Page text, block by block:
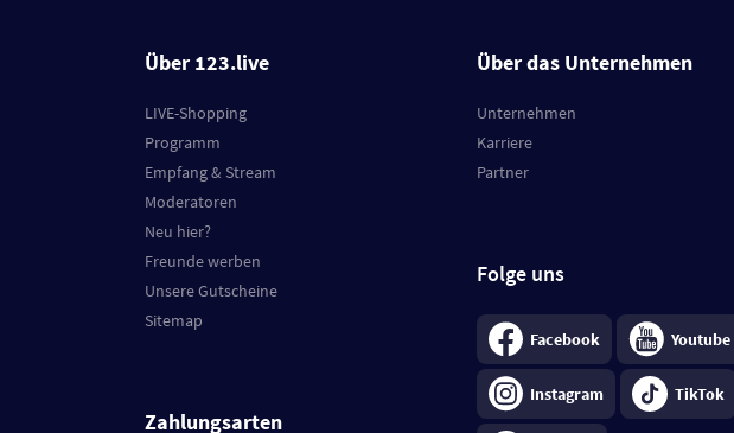
Über 123.live
LIVE-Shopping
Programm
Empfang & Stream
Moderatoren
Neu hier?
Freunde werben
Unsere Gutscheine
Sitemap
Zahlungsarten
Über das Unternehmen
Unternehmen
Karriere
Partner
Folge uns
Facebook Youtube
Instagram TikTok